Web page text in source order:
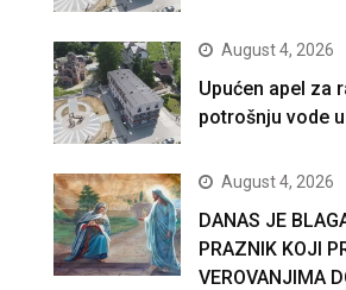
August 4, 2026
Upućen apel za
potrošnju vode
August 4, 2026
DANAS JE
PRAZNIK KOJI
VEROVANJIMA